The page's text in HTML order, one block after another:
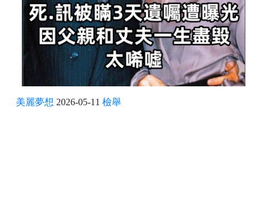
美麗夢想 2026-05-11 檢舉